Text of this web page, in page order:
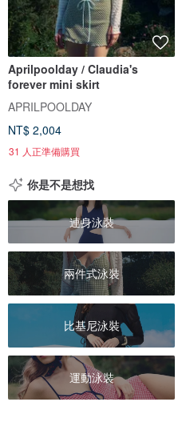
Aprilpoolday / Claudia's
forever mini skirt
APRILPOOLDAY
NT$ 2,004
31 人正準備購買
你是不是想找
連身泳裝
兩件式泳裝
比基尼泳裝
運動泳裝